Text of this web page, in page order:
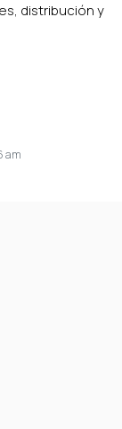
distribución y
am